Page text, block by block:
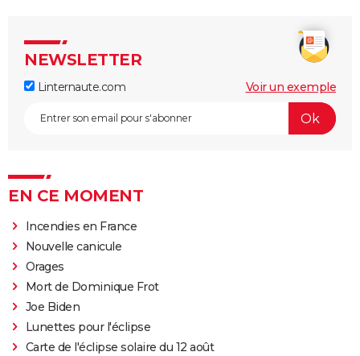
NEWSLETTER
Linternaute.com Voir un exemple
EN CE MOMENT
Incendies en France
Nouvelle canicule
Orages
Mort de Dominique Frot
Joe Biden
Lunettes pour l'éclipse
Carte de l'éclipse solaire du 12 août